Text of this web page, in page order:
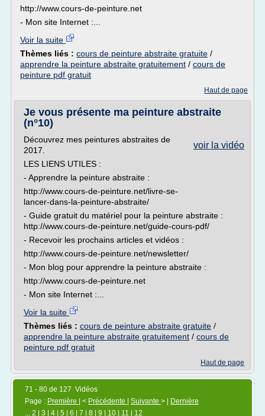
http://www.cours-de-peinture.net
- Mon site Internet :...
Voir la suite
Thèmes liés : cours de peinture abstraite gratuite /
apprendre la peinture abstraite gratuitement / cours de
peinture pdf gratuit
Haut de page
Je vous présente ma peinture abstraite
(n°10)
voir la vidéo
Découvrez mes peintures abstraites de
2017.
LES LIENS UTILES :
- Apprendre la peinture abstraite :
http://www.cours-de-peinture.net/livre-se-
lancer-dans-la-peinture-abstraite/
- Guide gratuit du matériel pour la peinture abstraite :
http://www.cours-de-peinture.net/guide-cours-pdf/
- Recevoir les prochains articles et vidéos :
http://www.cours-de-peinture.net/newsletter/
- Mon blog pour apprendre la peinture abstraite :
http://www.cours-de-peinture.net
- Mon site Internet :...
Voir la suite
Thèmes liés : cours de peinture abstraite gratuite /
apprendre la peinture abstraite gratuitement / cours de
peinture pdf gratuit
Haut de page
71 - 80 de 127 Vidéos
Page : Première | < Précédente Suivante > |
Dernière
... 2 3 4 5 6 7 8 9 10 11 12